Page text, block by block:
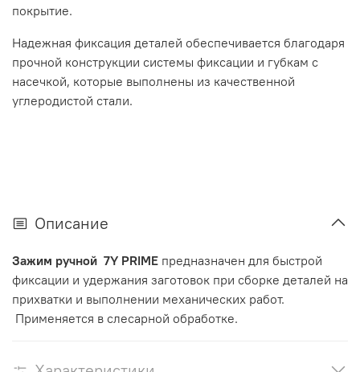
покрытие.
Надежная фиксация деталей обеспечивается благодаря
прочной конструкции системы фиксации и губкам с
насечкой, которые выполнены из качественной
углеродистой стали.
Описание
Зажим ручной 7Y PRIME предназначен для быстрой
фиксации и удержания заготовок при сборке деталей на
прихватки и выполнении механических работ.
Применяется в слесарной обработке.